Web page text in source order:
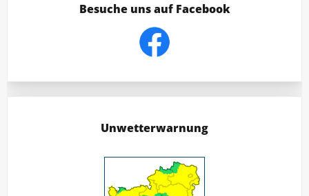
Besuche uns auf Facebook
Unwetterwarnung